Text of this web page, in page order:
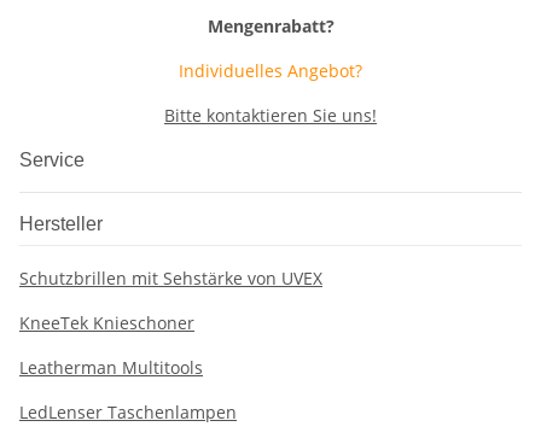
Mengenrabatt?
Individuelles Angebot?
Bitte kontaktieren Sie uns!
Service
Hersteller
Schutzbrillen mit Sehstärke von UVEX
KneeTek Knieschoner
Leatherman Multitools
LedLenser Taschenlampen